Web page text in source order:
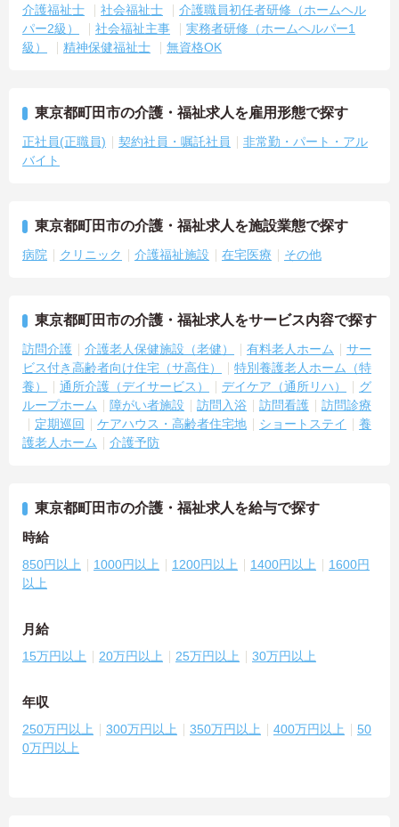
介護福祉士 社会福祉士
介護職員初任者研修（ホームヘル
パー2級）
社会福祉主事
実務者研修（ホームヘルパー1
級）
精神保健福祉士 無資格OK
東京都町田市の介護・福祉求人を雇用形態で探す
正社員(正職員) 契約社員・嘱託社員
非常勤・パート・アル
バイト
東京都町田市の介護・福祉求人を施設業態で探す
病院 クリニック 介護福祉施設 在宅医療 その他
東京都町田市の介護・福祉求人をサービス内容で探す
訪問介護 介護老人保健施設（老健） 有料老人ホーム
サー
ビス付き高齢者向け住宅（サ高住）
特別養護老人ホーム（特
養）
通所介護（デイサービス） デイケア（通所リハ）
グ
ループホーム
障がい者施設 訪問入浴 訪問看護
訪問診療
定期巡回
ケアハウス・高齢者住宅地 ショートステイ
養
護老人ホーム
介護予防
東京都町田市の介護・福祉求人を給与で探す
時給
850円以上 1000円以上 1200円以上 1400円以上
1600円
以上
月給
15万円以上 20万円以上 25万円以上 30万円以上
年収
250万円以上 300万円以上 350万円以上 400万円以上
50
0万円以上